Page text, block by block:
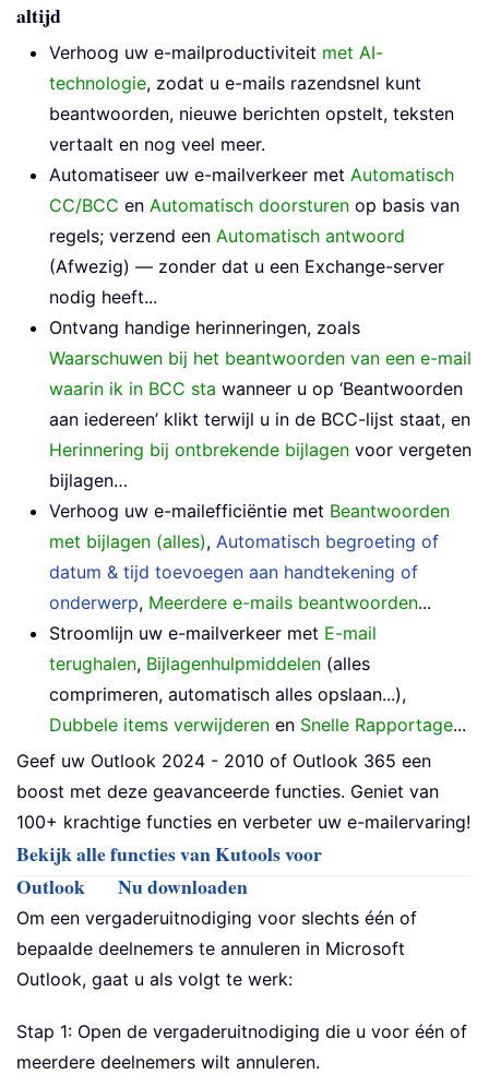
altijd
Verhoog uw e-mailproductiviteit met AI-
technologie, zodat u e-mails razendsnel kunt
beantwoorden, nieuwe berichten opstelt, teksten
vertaalt en nog veel meer.
Automatiseer uw e-mailverkeer met Automatisch
CC/BCC en Automatisch doorsturen op basis van
regels; verzend een Automatisch antwoord
(Afwezig) — zonder dat u een Exchange-server
nodig heeft...
Ontvang handige herinneringen, zoals
Waarschuwen bij het beantwoorden van een e-mail
waarin ik in BCC sta wanneer u op ‘Beantwoorden
aan iedereen’ klikt terwijl u in de BCC-lijst staat, en
Herinnering bij ontbrekende bijlagen voor vergeten
bijlagen…
Verhoog uw e-mailefficiëntie met Beantwoorden
met bijlagen (alles), Automatisch begroeting of
datum & tijd toevoegen aan handtekening of
onderwerp, Meerdere e-mails beantwoorden...
Stroomlijn uw e-mailverkeer met E-mail
terughalen, Bijlagenhulpmiddelen (alles
comprimeren, automatisch alles opslaan...),
Dubbele items verwijderen en Snelle Rapportage...
Geef uw Outlook 2024 - 2010 of Outlook 365 een
boost met deze geavanceerde functies. Geniet van
100+ krachtige functies en verbeter uw e-mailervaring!
Bekijk alle functies van Kutools voor
Outlook
Nu downloaden
Om een vergaderuitnodiging voor slechts één of
bepaalde deelnemers te annuleren in Microsoft
Outlook, gaat u als volgt te werk:
Stap 1: Open de vergaderuitnodiging die u voor één of
meerdere deelnemers wilt annuleren.